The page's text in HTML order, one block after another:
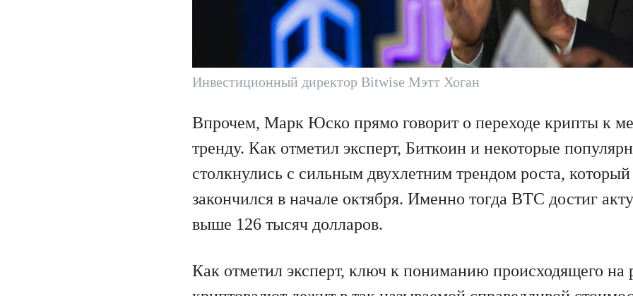
Инвестиционный директор Bitwise Мэтт Хоган
Впрочем, Марк Юско прямо говорит о переходе крипты к
тренду. Как отметил эксперт, Биткоин и некоторые
столкнулись с сильным двухлетним трендом роста,
закончился в начале октября. Именно тогда BTC достиг
выше 126 тысяч долларов.
Как отметил эксперт, ключ к пониманию происходящего на